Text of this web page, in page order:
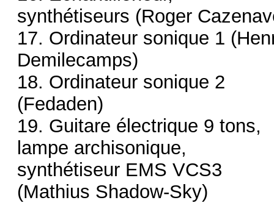
synthétiseurs (Roger
17. Ordinateur sonique 1
Demilecamps)
18. Ordinateur sonique 2
(Fedaden)
19. Guitare électrique 9 tons,
lampe archisonique,
synthétiseur EMS VCS3
(Mathius Shadow-Sky)